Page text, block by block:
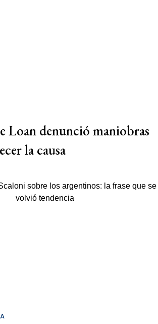
Loan denunció maniobras
la causa